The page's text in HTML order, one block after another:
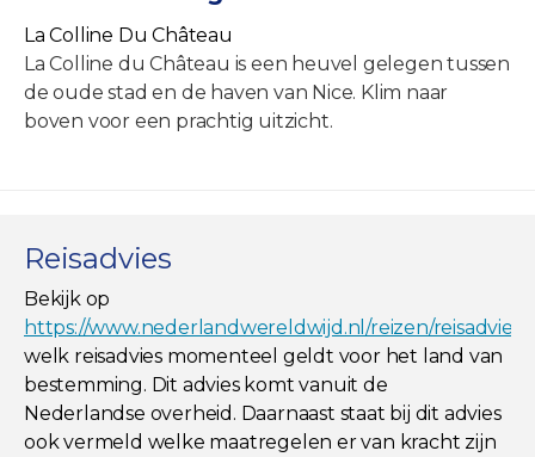
La Colline Du Château
La Colline du Château is een heuvel gelegen tussen
de oude stad en de haven van Nice. Klim naar
boven voor een prachtig uitzicht.
Reisadvies
Bekijk op
https://www.nederlandwereldwijd.nl/reizen/
welk reisadvies momenteel geldt voor het land van
bestemming. Dit advies komt vanuit de
Nederlandse overheid. Daarnaast staat bij dit advies
ook vermeld welke maatregelen er van kracht zijn